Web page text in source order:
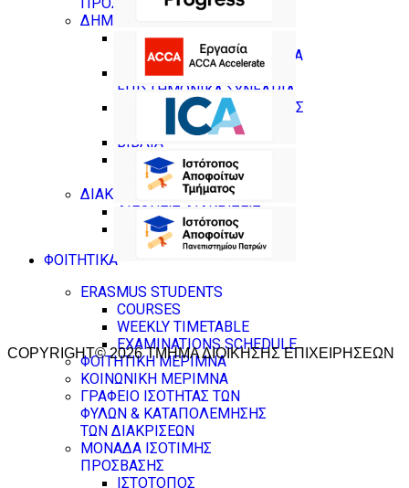
ΔΗΜΟΣΙΕΥΣΕΙΣ
ΔΗΜΟΣΙΕΥΣΕΙΣ ΣΕ
ΕΠΙΣΤΗΜΟΝΙΚΑ ΠΕΡΙΟΔΙΚΑ
ΔΗΜΟΣΙΕΥΣΕΙΣ ΣΕ
ΕΠΙΣΤΗΜΟΝΙΚΑ ΣΥΝΕΔΡΙΑ
ΚΕΦΑΛΑΙΑ ΣΕ ΣΥΛΛΟΓΙΚΟΥΣ
ΒΙΒΛΙΑ
ΕΠΙΜΕΛΕΙΕΣ (ΒΙΒΛΙΑ ,
ΣΥΛΛΟΓΙΚΟΙ ΤΟΜΟΙ)
ΔΙΑΚΡΙΣΕΙΣ
ΔΙΕΘΝΕΙΣ ΔΙΑΚΡΙΣΕΙΣ
ΣΕ ΕΘΝΙΚΟ ΕΠΙΠΕΔΟ
ΦΟΙΤΗΤΙΚΑ
ERASMUS STUDENTS
COURSES
WEEKLY TIMETABLE
EXAMINATIONS SCHEDULE
ΦΟΙΤΗΤΙΚΗ ΜΕΡΙΜΝΑ
ΚΟΙΝΩΝΙΚΗ ΜΕΡΙΜΝΑ
ΓΡΑΦΕΙΟ ΙΣΟΤΗΤΑΣ ΤΩΝ
ΦΥΛΩΝ & ΚΑΤΑΠΟΛΕΜΗΣΗΣ
ΤΩΝ ΔΙΑΚΡΙΣΕΩΝ
ΜΟΝΑΔΑ ΙΣΟΤΙΜΗΣ
ΠΡΟΣΒΑΣΗΣ
ΙΣΤΟΤΟΠΟΣ
COPYRIGHT© 2026 ΤΜΗΜΑ ΔΙΟΙΚΗΣΗΣ ΕΠΙΧΕΙΡΗΣΕΩΝ